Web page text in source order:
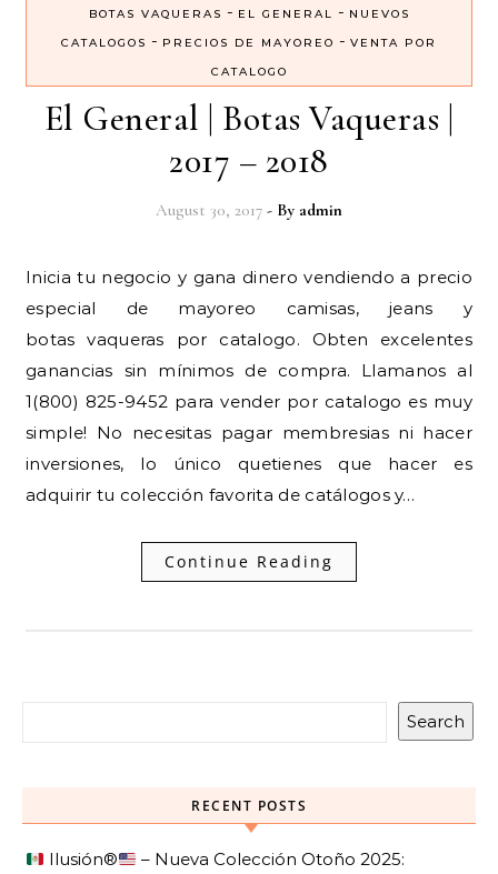
BOTAS VAQUERAS - EL GENERAL - NUEVOS
CATALOGOS - PRECIOS DE MAYOREO - VENTA POR
CATALOGO
El General | Botas Vaqueras |
2017 – 2018
August 30, 2017 - By admin
Inicia tu negocio y gana dinero vendiendo a precio
especial de mayoreo camisas, jeans y
botas vaqueras por catalogo. Obten excelentes
ganancias sin mínimos de compra. Llamanos al
1(800) 825-9452 para vender por catalogo es muy
simple! No necesitas pagar membresias ni hacer
inversiones, lo único quetienes que hacer es
adquirir tu colección favorita de catálogos y…
Continue Reading
Search
RECENT POSTS
Ilusión®️
– Nueva Colección Otoño 2025: